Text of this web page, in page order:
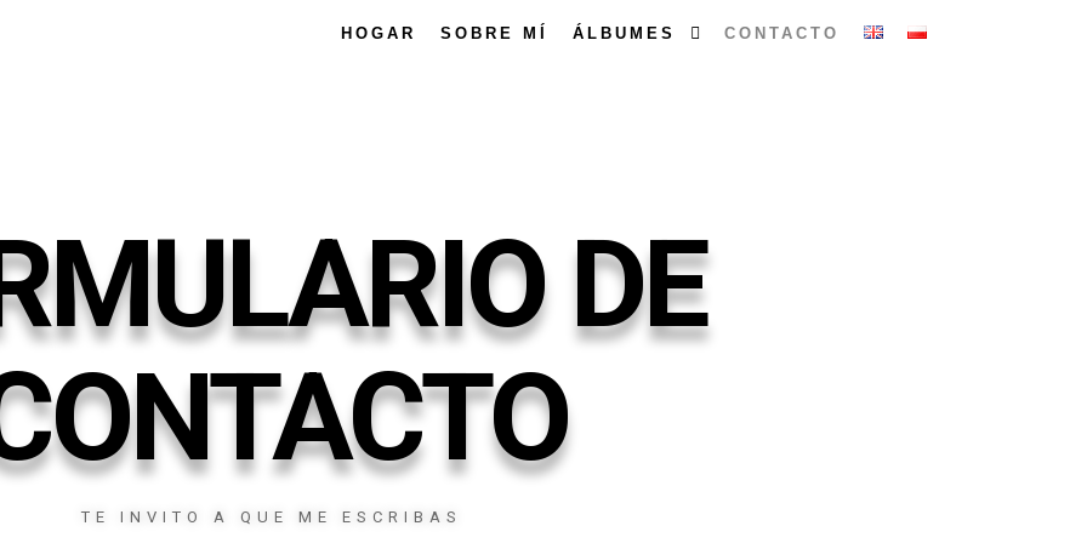
HOGAR SOBRE MÍ ÁLBUMES CONTACTO
DE
TE INVITO A QUE ME ESCRIBAS